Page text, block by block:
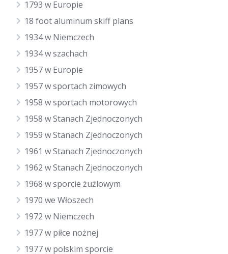
1793 w Europie
18 foot aluminum skiff plans
1934 w Niemczech
1934 w szachach
1957 w Europie
1957 w sportach zimowych
1958 w sportach motorowych
1958 w Stanach Zjednoczonych
1959 w Stanach Zjednoczonych
1961 w Stanach Zjednoczonych
1962 w Stanach Zjednoczonych
1968 w sporcie żużlowym
1970 we Włoszech
1972 w Niemczech
1977 w piłce nożnej
1977 w polskim sporcie